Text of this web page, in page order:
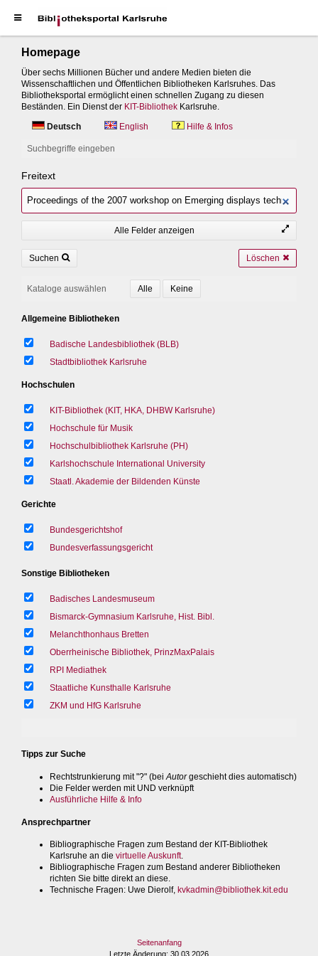
Homepage
Über sechs Millionen Bücher und andere Medien bieten die
Wissenschaftlichen und Öffentlichen Bibliotheken Karlsruhes. Das
Bibliotheksportal ermöglicht einen schnellen Zugang zu diesen
Beständen. Ein Dienst der KIT-Bibliothek Karlsruhe.
Deutsch
English Hilfe & Infos
Suchbegriffe eingeben
Freitext
Alle Felder anzeigen
Suchen Löschen
Kataloge auswählen
Allgemeine Bibliotheken
Badische Landesbibliothek (BLB)
Stadtbibliothek Karlsruhe
Hochschulen
KIT-Bibliothek (KIT, HKA, DHBW Karlsruhe)
Hochschule für Musik
Hochschulbibliothek Karlsruhe (PH)
Karlshochschule International University
Staatl. Akademie der Bildenden Künste
Gerichte
Bundesgerichtshof
Bundesverfassungsgericht
Sonstige Bibliotheken
Badisches Landesmuseum
Bismarck-Gymnasium Karlsruhe, Hist. Bibl.
Melanchthonhaus Bretten
Oberrheinische Bibliothek, PrinzMaxPalais
RPI Mediathek
Staatliche Kunsthalle Karlsruhe
ZKM und HfG Karlsruhe
Tipps zur Suche
Rechtstrunkierung mit "?" (bei Autorgeschieht dies automatisch)
Die Felder werden mit UND verknüpft
Ausführliche Hilfe & Info
Ansprechpartner
Bibliographische Fragen zum Bestand der KIT-Bibliothek
Karlsruhe an die virtuelle Auskunft.
Bibliographische Fragen zum Bestand anderer Bibliotheken
richten Sie bitte direkt an diese.
Technische Fragen: Uwe Dierolf, kvkadmin@bibliothek.kit.edu
Seitenanfang
Letzte Änderung: 30.03.2026